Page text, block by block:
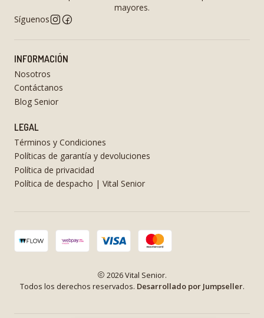
mayores.
Síguenos
INFORMACIÓN
Nosotros
Contáctanos
Blog Senior
LEGAL
Términos y Condiciones
Políticas de garantía y devoluciones
Política de privacidad
Política de despacho | Vital Senior
2026 Vital Senior.
Todos los derechos reservados. Desarrollado por Jumpseller.